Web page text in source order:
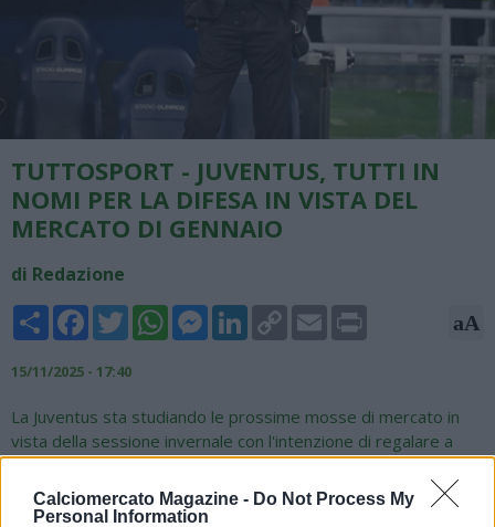
Calciomercato Magazine - Do Not Process My
Personal Information
TUTTOSPORT - JUVENTUS, TUTTI IN
NOMI PER LA DIFESA IN VISTA DEL
MERCATO DI GENNAIO
di Redazione
Share FacebookTwitterWhatsAppMessengerLinkedInCopy
Link
Email aA
15/11/2025 - 17:40
La Juventus sta studiando le prossime mosse di mercato in
vista della sessione invernale con l'intenzione di regalare a
Luciano Spalletti i rinforzi necessari con focus particolare sulla
difesa. Secondo quanto riportato da Tuttosport, i bianconeri
starebbero puntando due giovani talenti della Serie A. Il primo